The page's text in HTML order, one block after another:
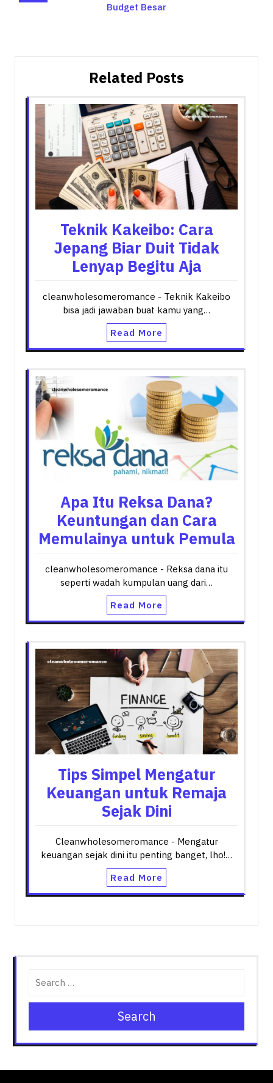
Budget Besar
Related Posts
Teknik Kakeibo: Cara
Jepang Biar Duit Tidak
Lenyap Begitu Aja
cleanwholesomeromance - Teknik Kakeibo
bisa jadi jawaban buat kamu yang…
Read More
Apa Itu Reksa Dana?
Keuntungan dan Cara
Memulainya untuk Pemula
cleanwholesomeromance - Reksa dana itu
seperti wadah kumpulan uang dari…
Read More
Tips Simpel Mengatur
Keuangan untuk Remaja
Sejak Dini
Cleanwholesomeromance - Mengatur
keuangan sejak dini itu penting banget, lho!…
Read More
Search